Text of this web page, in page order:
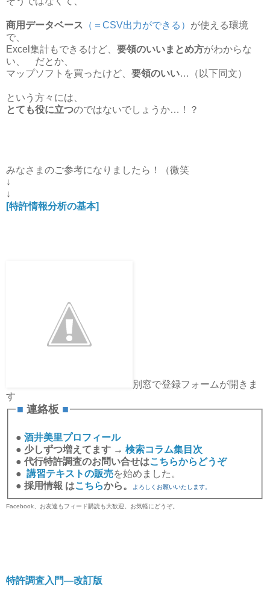
商用データベース （＝CSV出力ができる） が使える環境
で、
Excel集計もできるけど、 要領のいいまとめ方がわからな
い、 だとか、
マップソフトを買ったけど、 要領のいい…（以下同文）
という方々には、
とても役に立つのではないでしょうか…！？
みなさまのご参考になりましたら！（微笑
↓
↓
[特許情報分析の基本]
別窓で登録フォームが開きま
す
■ 連絡板 ■
● 酒井美里プロフィール
● 少しずつ増えてます → 検索コラム集目次
● 代行特許調査のお問い合せはこちらからどうぞ
● 講習テキストの販売を始めました。
● 採用情報 はこちらから。 よろしくお願いいたします。
Facebook、お友達もフィード購読も大歓迎。お気軽にどうぞ。
特許調査入門―改訂版